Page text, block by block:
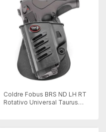
Coldre Fobus BRS ND LH RT
Rotativo Universal Taurus